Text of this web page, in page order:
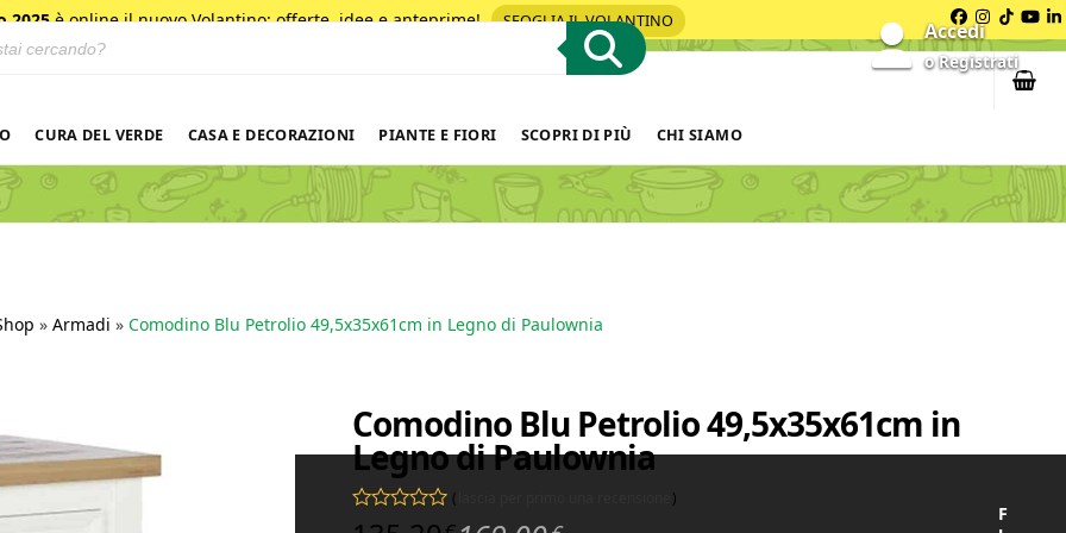
2025è online il nuovo Volantino: offerte, idee e anteprime! SFOGLIA IL VOLANTINO Facebook
Instagram
Tiktok
prodotti Accedi
o Registrati
CURA DEL VERDE CASA E DECORAZIONI PIANTE E FIORI SCOPRI DI PIÙ CHI SIAMO
» Armadi » Comodino Blu Petrolio 49,5x35x61cm in Legno di Paulownia
Comodino Blu Petrolio 49,5x35x61cm in
Legno di Paulownia
Valutato0 su 5
( )
F